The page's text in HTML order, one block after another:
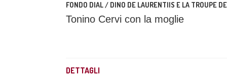
FONDO DIAL / DINO DE LAURENTIIS E LA TROUPE
Tonino Cervi con la moglie
DETTAGLI